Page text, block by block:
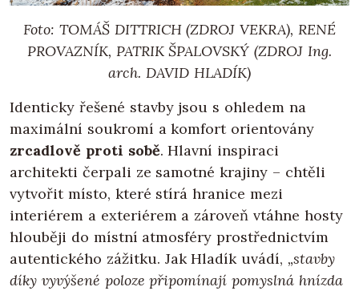
Foto: TOMÁŠ DITTRICH (ZDROJ VEKRA), RENÉ
PROVAZNÍK, PATRIK ŠPALOVSKÝ (ZDROJ Ing.
arch. DAVID HLADÍK)
Identicky řešené stavby jsou s ohledem na
maximální soukromí a komfort orientovány
zrcadlově proti sobě. Hlavní inspiraci
architekti čerpali ze samotné krajiny – chtěli
vytvořit místo, které stírá hranice mezi
interiérem a exteriérem a zároveň vtáhne hosty
hlouběji do místní atmosféry prostřednictvím
autentického zážitku. Jak Hladík uvádí, „stavby
díky vyvýšené poloze připomínají pomyslná hnízda